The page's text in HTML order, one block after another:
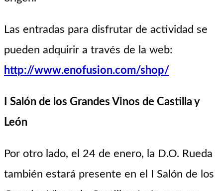
Las entradas para disfrutar de actividad se
pueden adquirir a través de la web:
http://www.enofusion.com/shop/
I Salón de los Grandes Vinos de Castilla y
León
Por otro lado, el 24 de enero, la D.O. Rueda
también estará presente en el I Salón de los